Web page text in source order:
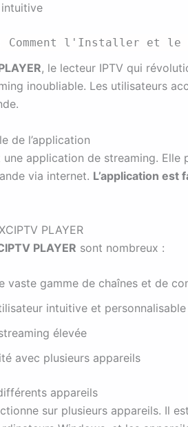
: Comment l'Installer et le
, le lecteur IPTV qui
inoubliable. Les utilisateurs
de l’application
une application de streaming. Elle
via internet. L’application est
PLAYER
PLAYER sont nombreux :
vaste gamme de chaînes et de
intuitive et personnalisable
élevée
avec plusieurs appareils
appareils
sur plusieurs appareils. Il